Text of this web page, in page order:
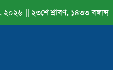
|| ২৩শে শ্রাবণ, ১৪৩৩ বঙ্গাব্দ